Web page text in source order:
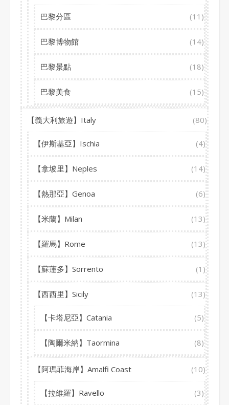
巴黎分區 (11)
巴黎博物館 (14)
巴黎景點 (18)
巴黎美食 (15)
【義大利旅遊】Italy (80)
【伊斯基亞】Ischia (4)
【拿坡里】Neples (14)
【熱那亞】Genoa (6)
【米蘭】Milan (13)
【羅馬】Rome (13)
【蘇蓮多】Sorrento (1)
【西西里】Sicily (13)
【卡塔尼亞】Catania (5)
【陶爾米納】Taormina (8)
【阿瑪菲海岸】Amalfi Coast (10)
【拉維羅】Ravello (3)